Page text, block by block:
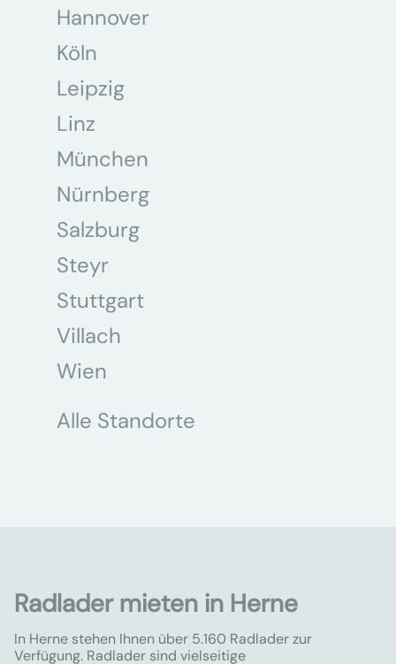
Hannover
Köln
Leipzig
Linz
München
Nürnberg
Salzburg
Steyr
Stuttgart
Villach
Wien
Alle Standorte
Radlader mieten in Herne
In Herne stehen Ihnen über 5.160 Radlader zur
Verfügung. Radlader sind vielseitige